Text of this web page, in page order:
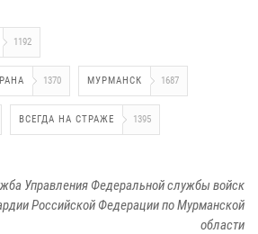
1192
1370 МУРМАНСК 1687
ВСЕГДА НА СТРАЖЕ 1395
Управления Федеральной службы войск
Российской Федерации по Мурманской
области